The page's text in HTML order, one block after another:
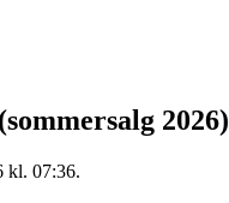
(sommersalg 2026)
kl. 07:36.